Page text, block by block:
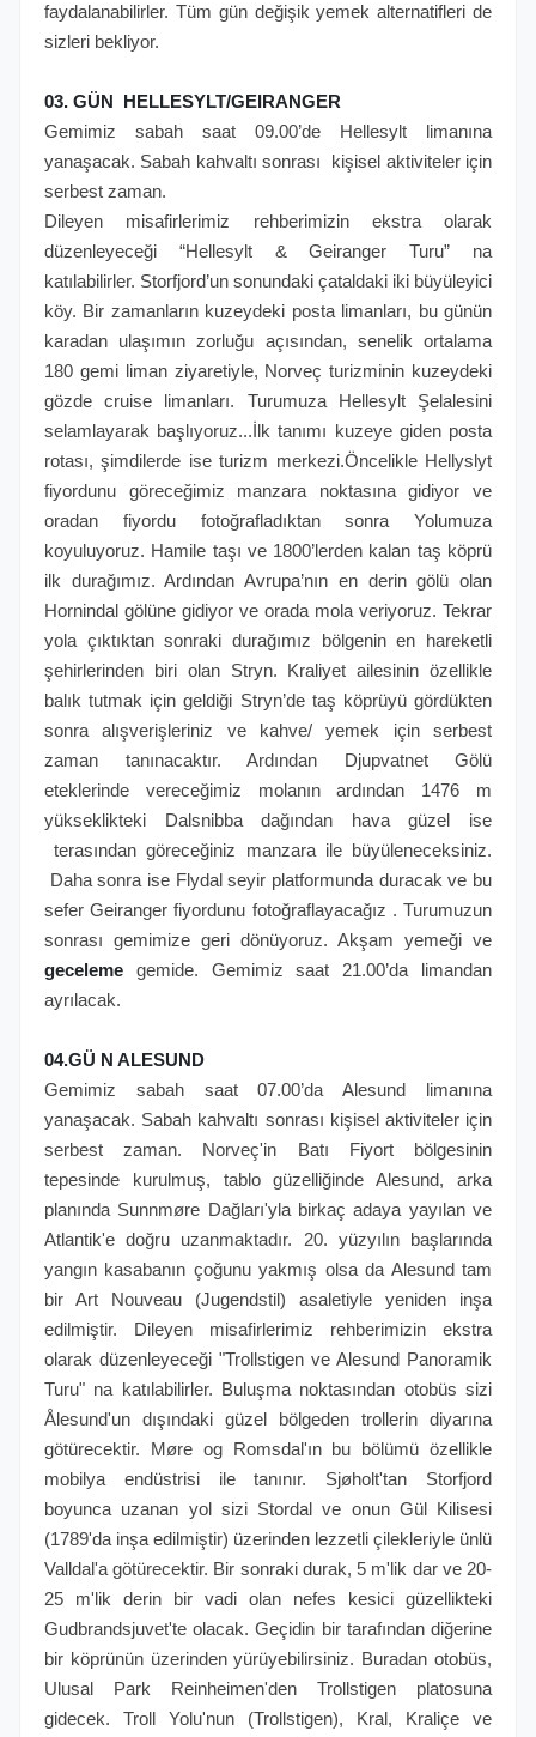
faydalanabilirler. Tüm gün değişik yemek alternatifleri de
sizleri bekliyor.
03. GÜN HELLESYLT/GEIRANGER
Gemimiz sabah saat 09.00’de Hellesylt limanına
yanaşacak. Sabah kahvaltı sonrası kişisel aktiviteler için
serbest zaman.
Dileyen misafirlerimiz rehberimizin ekstra olarak
düzenleyeceği “Hellesylt & Geiranger Turu” na
katılabilirler. Storfjord’un sonundaki çataldaki iki büyüleyici
köy. Bir zamanların kuzeydeki posta limanları, bu günün
karadan ulaşımın zorluğu açısından, senelik ortalama
180 gemi liman ziyaretiyle, Norveç turizminin kuzeydeki
gözde cruise limanları. Turumuza Hellesylt Şelalesini
selamlayarak başlıyoruz...İlk tanımı kuzeye giden posta
rotası, şimdilerde ise turizm merkezi.Öncelikle Hellyslyt
fiyordunu göreceğimiz manzara noktasına gidiyor ve
oradan fiyordu fotoğrafladıktan sonra Yolumuza
koyuluyoruz. Hamile taşı ve 1800’lerden kalan taş köprü
ilk durağımız. Ardından Avrupa’nın en derin gölü olan
Hornindal gölüne gidiyor ve orada mola veriyoruz. Tekrar
yola çıktıktan sonraki durağımız bölgenin en hareketli
şehirlerinden biri olan Stryn. Kraliyet ailesinin özellikle
balık tutmak için geldiği Stryn’de taş köprüyü gördükten
sonra alışverişleriniz ve kahve/ yemek için serbest
zaman tanınacaktır. Ardından Djupvatnet Gölü
eteklerinde vereceğimiz molanın ardından 1476 m
yükseklikteki Dalsnibba dağından hava güzel ise
terasından göreceğiniz manzara ile büyüleneceksiniz.
Daha sonra ise Flydal seyir platformunda duracak ve bu
sefer Geiranger fiyordunu fotoğraflayacağız . Turumuzun
sonrası gemimize geri dönüyoruz. Akşam yemeği ve
geceleme gemide. Gemimiz saat 21.00’da limandan
ayrılacak.
04.GÜ N ALESUND
Gemimiz sabah saat 07.00’da Alesund limanına
yanaşacak. Sabah kahvaltı sonrası kişisel aktiviteler için
serbest zaman. Norveç'in Batı Fiyort bölgesinin
tepesinde kurulmuş, tablo güzelliğinde Alesund, arka
planında Sunnmøre Dağları'yla birkaç adaya yayılan ve
Atlantik'e doğru uzanmaktadır. 20. yüzyılın başlarında
yangın kasabanın çoğunu yakmış olsa da Alesund tam
bir Art Nouveau (Jugendstil) asaletiyle yeniden inşa
edilmiştir. Dileyen misafirlerimiz rehberimizin ekstra
olarak düzenleyeceği "Trollstigen ve Alesund Panoramik
Turu" na katılabilirler. Buluşma noktasından otobüs sizi
Ålesund'un dışındaki güzel bölgeden trollerin diyarına
götürecektir. Møre og Romsdal'ın bu bölümü özellikle
mobilya endüstrisi ile tanınır. Sjøholt'tan Storfjord
boyunca uzanan yol sizi Stordal ve onun Gül Kilisesi
(1789'da inşa edilmiştir) üzerinden lezzetli çilekleriyle ünlü
Valldal'a götürecektir. Bir sonraki durak, 5 m'lik dar ve 20-
25 m'lik derin bir vadi olan nefes kesici güzellikteki
Gudbrandsjuvet'te olacak. Geçidin bir tarafından diğerine
bir köprünün üzerinden yürüyebilirsiniz. Buradan otobüs,
Ulusal Park Reinheimen'den Trollstigen platosuna
gidecek. Troll Yolu'nun (Trollstigen), Kral, Kraliçe ve